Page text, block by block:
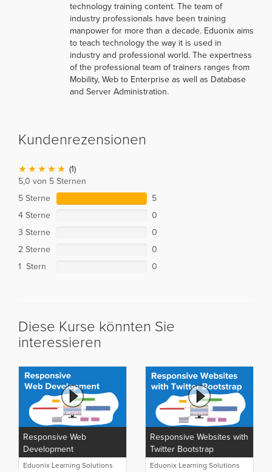
technology training content. The team of
industry professionals have been training
manpower for more than a decade. Eduonix aims
to teach technology the way it is used in
industry and professional world. The expertness
of the professional team of trainers ranges from
Mobility, Web to Enterprise as well as Database
and Server Administration.
Kundenrezensionen
(1)
5,0 von 5 Sternen
5 Sterne
5
4 Sterne
0
3 Sterne
0
2 Sterne
0
1 Stern
0
Diese Kurse könnten Sie
interessieren
Responsive Web
Development
Eduonix Learning Solutions
Responsive Websites with
Twitter Bootstrap
Eduonix Learning Solutions